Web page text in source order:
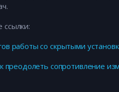
работы со скрытыми
преодолеть сопротивление